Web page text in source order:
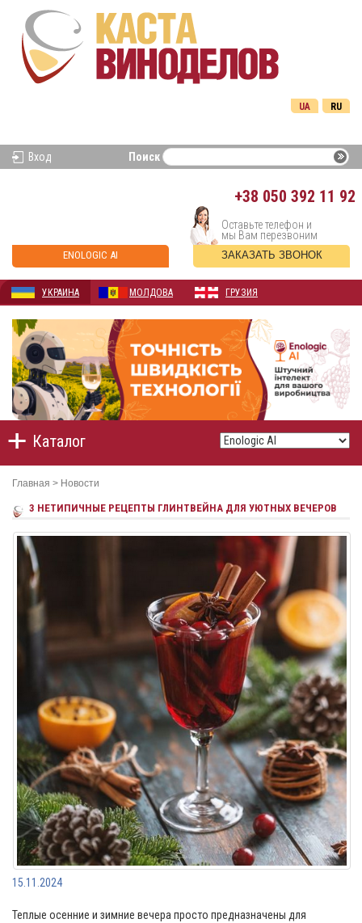
RU
UA
Вход Поиск
+38 050 392 11 92
ENOLOGIC AI
Оставьте телефон и
мы Вам перезвоним
ЗАКАЗАТЬ ЗВОНОК
УКРАИНА МОЛДОВА ГРУЗИЯ
Каталог
Главная > Новости
3 НЕТИПИЧНЫЕ РЕЦЕПТЫ ГЛИНТВЕЙНА ДЛЯ УЮТНЫХ ВЕЧЕРОВ
15.11.2024
Теплые осенние и зимние вечера просто предназначены для